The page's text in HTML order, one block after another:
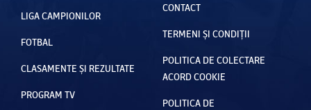
LIGA CAMPIONILOR
FOTBAL
CLASAMENTE ȘI REZULTATE
PROGRAM TV
CONTACT
TERMENI ȘI CONDIȚII
POLITICA DE COLECTARE
ACORD COOKIE
POLITICA DE